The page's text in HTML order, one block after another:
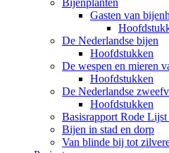
Bijenplanten
Gasten van
De Nederlandse bijen
Hoofdstukken
De wespen en mieren
Hoofdstukken
De Nederlandse
Hoofdstukken
Basisrapport Rode Lijst
Bijen in stad en dorp
Van blinde bij tot